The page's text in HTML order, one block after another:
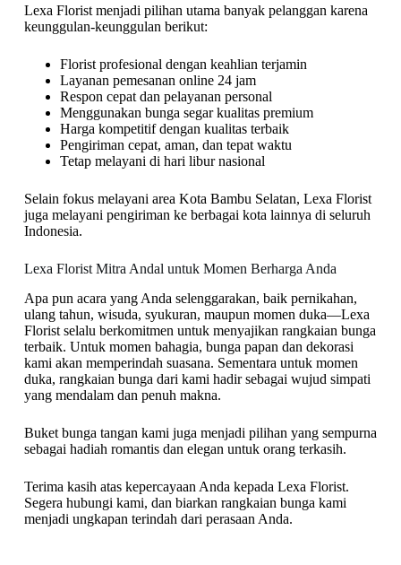
Lexa Florist menjadi pilihan utama banyak pelanggan karena
keunggulan-keunggulan berikut:
Florist profesional dengan keahlian terjamin
Layanan pemesanan online 24 jam
Respon cepat dan pelayanan personal
Menggunakan bunga segar kualitas premium
Harga kompetitif dengan kualitas terbaik
Pengiriman cepat, aman, dan tepat waktu
Tetap melayani di hari libur nasional
Selain fokus melayani area Kota Bambu Selatan, Lexa Florist
juga melayani pengiriman ke berbagai kota lainnya di seluruh
Indonesia.
Lexa Florist Mitra Andal untuk Momen Berharga Anda
Apa pun acara yang Anda selenggarakan, baik pernikahan,
ulang tahun, wisuda, syukuran, maupun momen duka—Lexa
Florist selalu berkomitmen untuk menyajikan rangkaian bunga
terbaik. Untuk momen bahagia, bunga papan dan dekorasi
kami akan memperindah suasana. Sementara untuk momen
duka, rangkaian bunga dari kami hadir sebagai wujud simpati
yang mendalam dan penuh makna.
Buket bunga tangan kami juga menjadi pilihan yang sempurna
sebagai hadiah romantis dan elegan untuk orang terkasih.
Terima kasih atas kepercayaan Anda kepada Lexa Florist.
Segera hubungi kami, dan biarkan rangkaian bunga kami
menjadi ungkapan terindah dari perasaan Anda.